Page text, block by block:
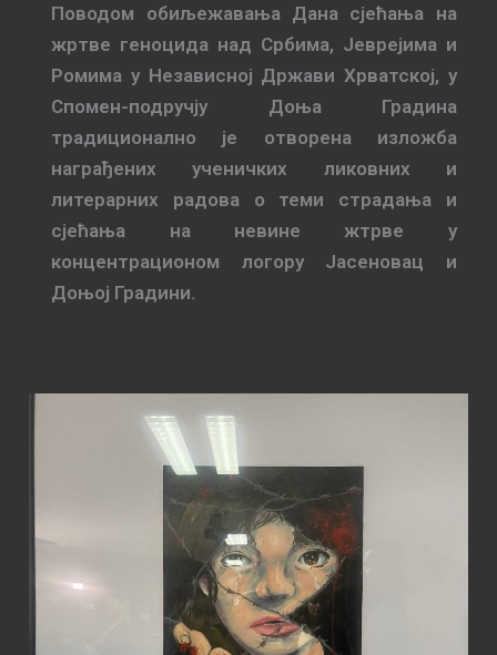
Поводом обиљежавања Дана сјећања на
жртве геноцида над Србима, Јеврејима и
Ромима у Независној Држави Хрватској, у
Спомен-подручју Доња Градина
традиционално је отворена изложба
награђених ученичких ликовних и
литерарних радова о теми страдања и
сјећања на невине жтрве у
концентрационом логору Јасеновац и
Доњој Градини.